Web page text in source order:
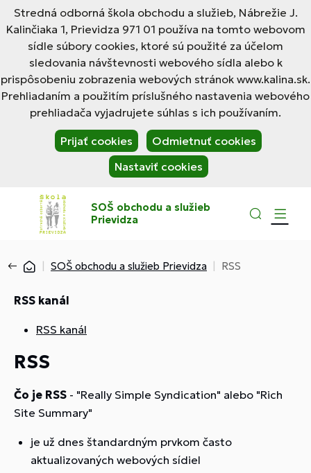
Stredná odborná škola obchodu a služieb, Nábrežie J.
Kalinčiaka 1, Prievidza 971 01 používa na tomto webovom
sídle súbory cookies, ktoré sú použité za účelom
sledovania návštevnosti webového sídla alebo k
prispôsobeniu zobrazenia webových stránok www.kalina.sk.
Prehliadaním a použitím príslušného nastavenia webového
prehliadača vyjadrujete súhlas s ich používaním.
Prijať cookies
Odmietnuť cookies
Nastaviť cookies
SOŠ obchodu a služieb
Prievidza
SOŠ obchodu a služieb Prievidza RSS
RSS kanál
RSS kanál
RSS
Čo je RSS - "Really Simple Syndication" alebo "Rich
Site Summary"
je už dnes štandardným prvkom často
aktualizovaných webových sídiel